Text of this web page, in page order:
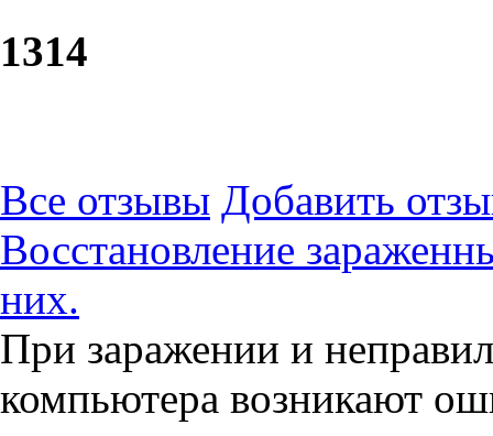
1314
Все отзывы Добавить
Восстановление
них.
При заражении и
компьютера возникают